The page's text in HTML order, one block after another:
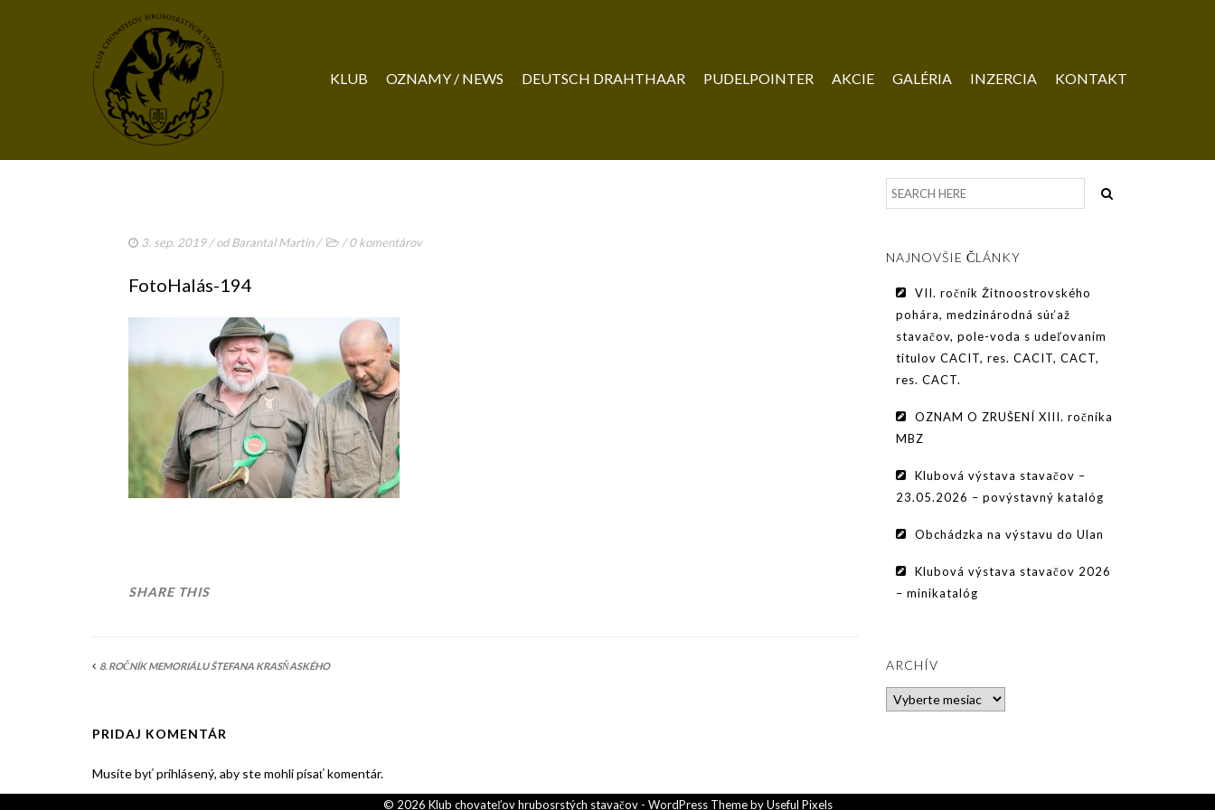
KLUB OZNAMY / NEWS DEUTSCH DRAHTHAAR PUDELPOINTER AKCIE GALÉRIA INZERCIA KONTAKT
3. sep. 2019/ odBarantal Martin/ /0 komentárov
FotoHalás-194
SHARE THIS
8. ROČNÍK MEMORIÁLU ŠTEFANA KRASŇASKÉHO
PRIDAJ KOMENTÁR
Musíte byť prihlásený, aby ste mohli písať komentár.
NAJNOVŠIE ČLÁNKY
VII. ročník Žitnoostrovského
pohára, medzinárodná súťaž
stavačov, pole-voda s udeľovaním
titulov CACIT, res. CACIT, CACT,
res. CACT.
OZNAM O ZRUŠENÍ XIII. ročníka
MBZ
Klubová výstava stavačov –
23.05.2026 – povýstavný katalóg
Obchádzka na výstavu do Ulan
Klubová výstava stavačov 2026
– minikatalóg
ARCHÍV
Archív
© 2026 Klub chovateľov hrubosrstých stavačov - WordPress Theme byUseful Pixels